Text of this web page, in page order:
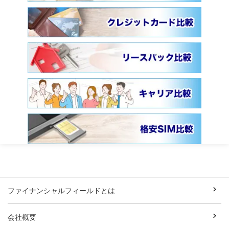
ファイナンシャルフィールドとは
会社概要